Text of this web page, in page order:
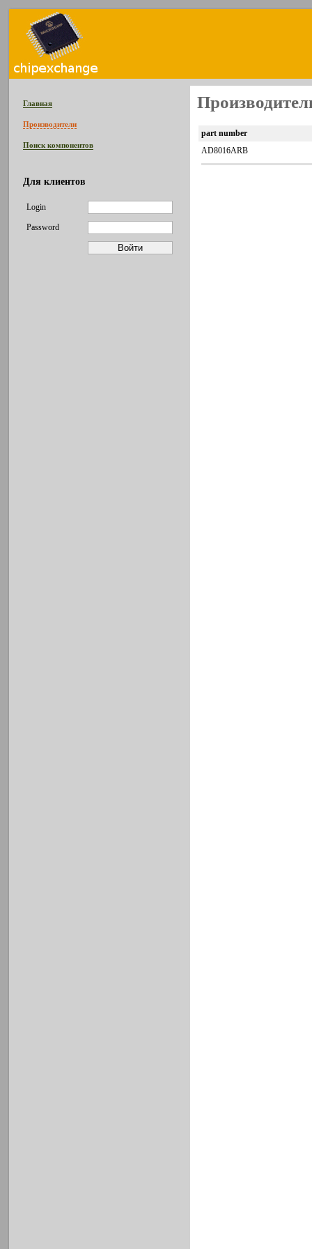
Главная
Производители
Поиск компонентов
Для клиентов
Login
Password
part number
AD8016ARB